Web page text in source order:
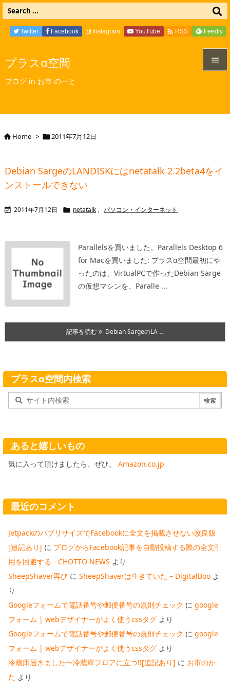
プラスα空間
ブログ in お市 のーと

次へ
Twitter Facebook Instagram YouTube  RSS Feedly
Home > 2011年7月12日
Debian SargeのLANDISKにはnetatalk 2.2beta4をイ
ンストールできない
 2011年7月12日  netatalk , パソコン・インターネット
Parallelsを買いました。 Parallels Desktop 6
for Macを買いました: プラスα空間最初にや
ったのは、VirtualPCで作ったDebian Sarge
の仮想マシンを、Paralle ...
記事を読む Debian SargeのLA ...
プラスα空間内検索
あると嬉しいもの
気に入って頂けましたら、ぜひ。 Amazon.co.jp
最近のコメント
JetpackのパブリサイズでFacebookに全文を掲載させない改良版
[追記あり] に ブログからFacebook記事を自動投稿する際の全文引
用を回避する - CHOTTO NEWS より
SheepShaver再び に SheepShaverは生きていた – DigitalBoo よ
り
Googleフォームで電話番号や郵便番号の規則チェック に google
フォーム | webデザイナーがよく使うcssタグ より
Googleフォームで電話番号や郵便番号の規則チェック に google
フォーム | webデザイナーがよく使うcssタグ より
冷蔵庫届きました〜冷蔵庫フロアに立つ!![追記あり] に お市のか
た より